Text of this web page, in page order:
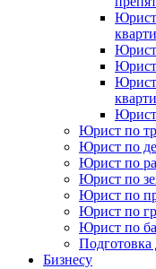
Юрист
Юрист
Юрист
Юрист
Юрист
Юрист по
Юрист по
Юрист по
Юрист по
Юрист по
Юрист по
Юрист по
Подготовка
Бизнесу